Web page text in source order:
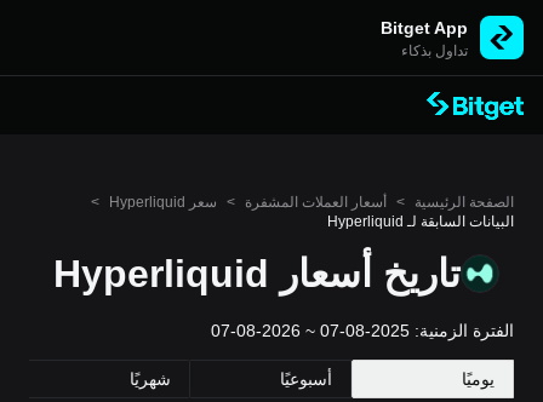
Bitget App
تداول بذكاء
الصفحة الرئيسية > أسعار العملات المشفرة > سعر Hyperliquid
>
البيانات السابقة لـ Hyperliquid
تاريخ أسعار Hyperliquid
الفترة الزمنية: 2025-08-07 ~ 2026-08-07
يوميًا أسبوعيًا شهريًا